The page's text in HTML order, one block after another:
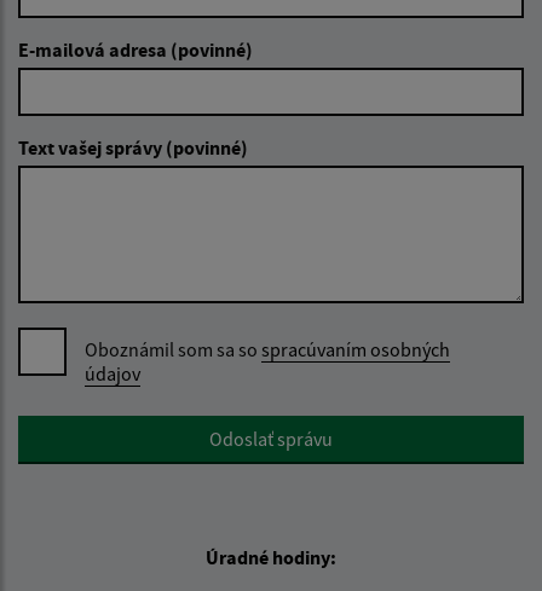
E-mailová adresa (povinné)
Text vašej správy (povinné)
Oboznámil som sa so spracúvaním osobných
údajov
Google reCaptcha ResponseOdoslať správu
Úradné hodiny: